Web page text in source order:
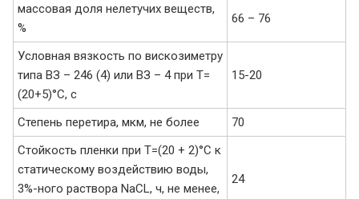
массовая доля нелетучих веществ,
%
66 – 76
Условная вязкость по вискозиметру
типа ВЗ – 246 (4) или ВЗ – 4 при Т=
(20+5)°С, с
15-20
Степень перетира, мкм, не более
70
Стойкость пленки при Т=(20 + 2)°С к
статическому воздействию воды,
3%-ного раствора NaCL, ч, не менее,
24